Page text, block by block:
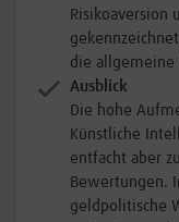
Risikoaversion
die allgemeine
Ausblick
Die hohe
Künstliche
entfacht aber
Bewertungen.
geldpolitische